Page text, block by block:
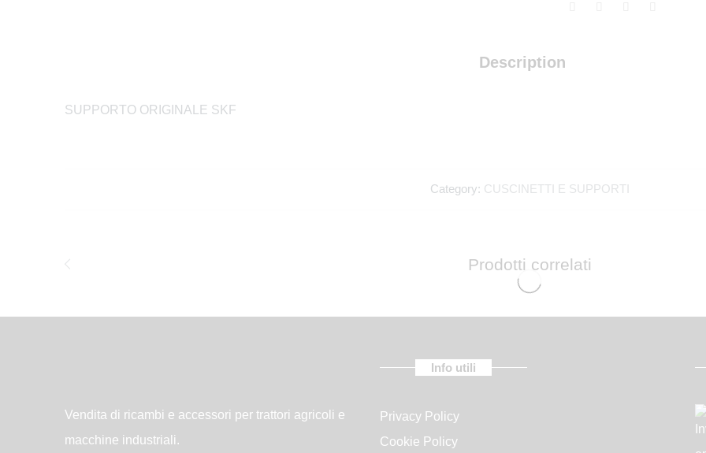
Description
SUPPORTO ORIGINALE SKF
Category: CUSCINETTI E SUPPORTI
Prodotti correlati
Vendita di ricambi e accessori per trattori agricoli e
macchine industriali.
Info utili
Privacy Policy
Cookie Policy
Abbiamo un